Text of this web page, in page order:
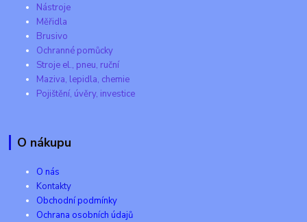
Nástroje
Měřidla
Brusivo
Ochranné pomůcky
Stroje el., pneu, ruční
Maziva, lepidla, chemie
Pojištění, úvěry, investice
O nákupu
O nás
Kontakty
Obchodní podmínky
Ochrana osobních údajů